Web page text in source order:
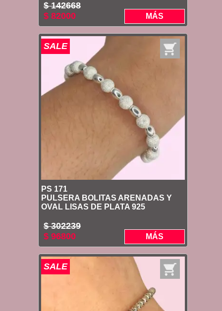
$ 142668
$ 82000
MÁS
SALE
PS 171
PULSERA BOLITAS ARENADAS Y
OVAL LISAS DE PLATA 925
$ 302239
$ 96800
MÁS
SALE